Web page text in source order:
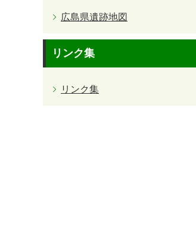
広島県遺跡地図
リンク集
リンク集